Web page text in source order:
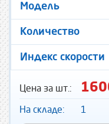
Модель
Количество
Индекс скорости
Цена за шт.:
На складе: 1